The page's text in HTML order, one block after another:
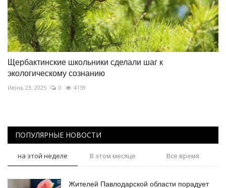
Щербактинские школьники сделали шаг к
экологическому сознанию
Июнь 23, 2025 0 4159
ПОПУЛЯРНЫЕ НОВОСТИ
на этой неделе В этом месяце Все время
Жителей Павлодарской области порадует